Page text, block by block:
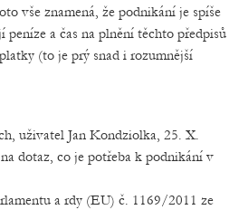
vše znamená, že podnikání je spíše
a čas na plnění těchto předpisů
(to je prý snad i rozumnější
uživatel Jan Kondziolka, 25. X.
dotaz, co je potřeba k podnikání v
a rdy (EU) č. 1169/2011 ze